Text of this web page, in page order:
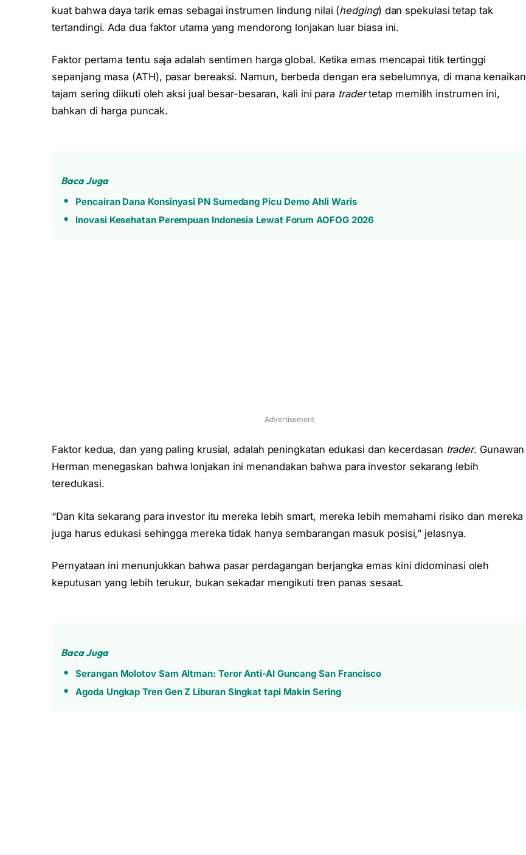
kuat bahwa daya tarik emas sebagai instrumen lindung nilai (hedging) dan spekulasi tetap tak
tertandingi. Ada dua faktor utama yang mendorong lonjakan luar biasa ini.
Faktor pertama tentu saja adalah sentimen harga global. Ketika emas mencapai titik tertinggi
sepanjang masa (ATH), pasar bereaksi. Namun, berbeda dengan era sebelumnya, di mana kenaikan
tajam sering diikuti oleh aksi jual besar-besaran, kali ini para tradertetap memilih instrumen ini,
bahkan di harga puncak.
Baca Juga
Pencairan Dana Konsinyasi PN Sumedang Picu Demo Ahli Waris
Inovasi Kesehatan Perempuan Indonesia Lewat Forum AOFOG 2026
Advertisement
Faktor kedua, dan yang paling krusial, adalah peningkatan edukasi dan kecerdasan trader. Gunawan
Herman menegaskan bahwa lonjakan ini menandakan bahwa para investor sekarang lebih
teredukasi.
“Dan kita sekarang para investor itu mereka lebih smart, mereka lebih memahami risiko dan mereka
juga harus edukasi sehingga mereka tidak hanya sembarangan masuk posisi,” jelasnya.
Pernyataan ini menunjukkan bahwa pasar perdagangan berjangka emas kini didominasi oleh
keputusan yang lebih terukur, bukan sekadar mengikuti tren panas sesaat.
Baca Juga
Serangan Molotov Sam Altman: Teror Anti-AI Guncang San Francisco
Agoda Ungkap Tren Gen Z Liburan Singkat tapi Makin Sering